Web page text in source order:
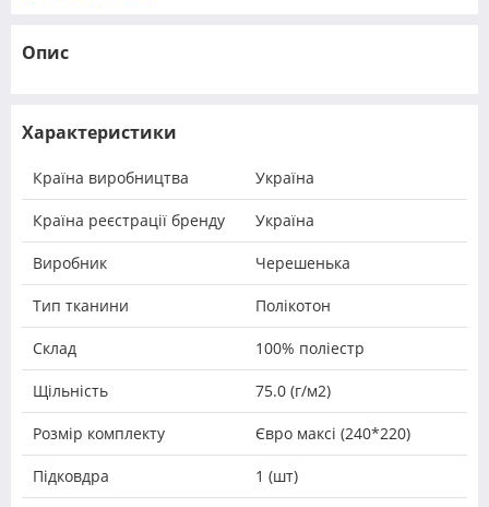
Опис
Характеристики
Країна виробництва Україна
Країна реєстрації бренду Україна
Виробник Черешенька
Тип тканини Полікотон
Склад 100% поліестр
Щільність 75.0 (г/м2)
Розмір комплекту Євро максі (240*220)
Підковдра 1 (шт)